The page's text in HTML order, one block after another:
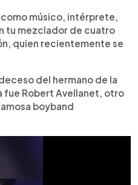
músico, intérprete,
tu mezclador de cuatro
quien recientemente se
del hermano de la
fue Robert Avellanet, otro
boyband